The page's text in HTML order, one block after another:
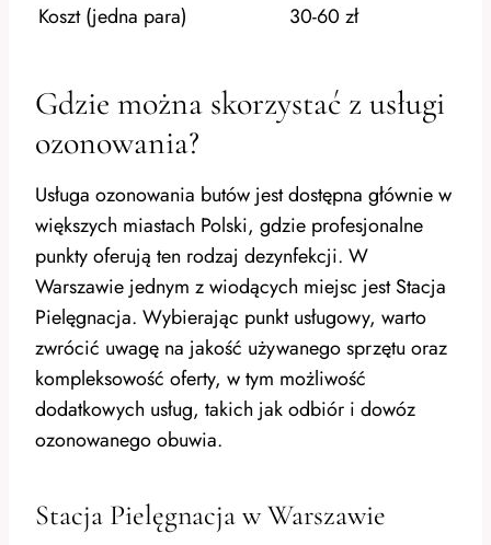
Koszt (jedna para)
30-60 zł
Gdzie można skorzystać z usługi
ozonowania?
Usługa ozonowania butów jest dostępna głównie w
większych miastach Polski, gdzie profesjonalne
punkty oferują ten rodzaj dezynfekcji. W
Warszawie jednym z wiodących miejsc jest Stacja
Pielęgnacja. Wybierając punkt usługowy, warto
zwrócić uwagę na jakość używanego sprzętu oraz
kompleksowość oferty, w tym możliwość
dodatkowych usług, takich jak odbiór i dowóz
ozonowanego obuwia.
Stacja Pielęgnacja w Warszawie